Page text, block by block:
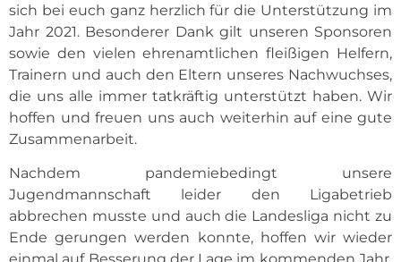
sich bei euch ganz herzlich für die Unterstützung im
Jahr 2021. Besonderer Dank gilt unseren Sponsoren
sowie den vielen ehrenamtlichen fleißigen Helfern,
Trainern und auch den Eltern unseres Nachwuchses,
die uns alle immer tatkräftig unterstützt haben. Wir
hoffen und freuen uns auch weiterhin auf eine gute
Zusammenarbeit.
Nachdem pandemiebedingt unsere
Jugendmannschaft leider den Ligabetrieb
abbrechen musste und auch die Landesliga nicht zu
Ende gerungen werden konnte, hoffen wir wieder